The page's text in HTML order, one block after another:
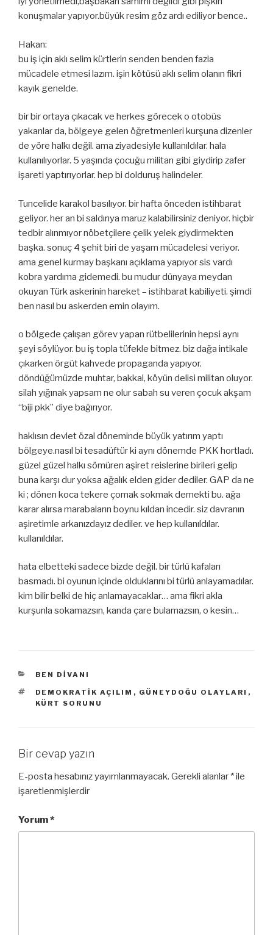
konuşmalar yapıyor.büyük resim göz ardı ediliyor bence..
Hakan:
bu iş için aklı selim kürtlerin senden benden fazla
mücadele etmesi lazım. işin kötüsü aklı selim olanın fikri
kayık genelde.
bir bir ortaya çıkacak ve herkes görecek o otobüs
yakanlar da, bölgeye gelen öğretmenleri kurşuna dizenler
de yöre halkı değil. ama ziyadesiyle kullanıldılar. hala
kullanılıyorlar. 5 yaşında çocuğu militan gibi giydirip zafer
işareti yaptırıyorlar. hep bi dolduruş halindeler.
Tuncelide karakol basılıyor. bir hafta önceden istihbarat
geliyor. her an bi saldırıya maruz kalabilirsiniz deniyor. hiçbir
tedbir alınmıyor nöbetçilere çelik yelek giydirmekten
başka. sonuç 4 şehit biri de yaşam mücadelesi veriyor.
ama genel kurmay başkanı açıklama yapıyor sis vardı
kobra yardıma gidemedi. bu mudur dünyaya meydan
okuyan Türk askerinin hareket – istihbarat kabiliyeti. şimdi
ben nasıl bu askerden emin olayım.
o bölgede çalışan görev yapan rütbelilerinin hepsi aynı
şeyi söylüyor. bu iş topla tüfekle bitmez. biz dağa intikale
çıkarken örgüt kahvede propaganda yapıyor.
döndüğümüzde muhtar, bakkal, köyün delisi militan oluyor.
silah yığınak yapsam ne olur sabah su veren çocuk akşam
“biji pkk” diye bağırıyor.
haklısın devlet özal döneminde büyük yatırım yaptı
bölgeye.nasıl bi tesadüftür ki aynı dönemde PKK hortladı.
güzel güzel halkı sömüren aşiret reislerine birileri gelip
buna karşı dur yoksa ağalık elden gider dediler. GAP da ne
ki ; dönen koca tekere çomak sokmak demekti bu. ağa
karar alırsa marabaların boynu kıldan incedir. siz davranın
aşiretimle arkanızdayız dediler. ve hep kullanıldılar.
kullanıldılar.
hata elbetteki sadece bizde değil. bir türlü kafaları
basmadı. bi oyunun içinde olduklarını bi türlü anlayamadılar.
kim bilir belki de hiç anlamayacaklar… ama fikri akla
kurşunla sokamazsın, kanda çare bulamazsın, o kesin…
KATEGORILER
BEN DIVANI
ETIKETLER
DEMOKRATIK AÇILIM , GÜNEYDOĞU OLAYLARI ,
KÜRT SORUNU
Bir cevap yazın
E-posta hesabınız yayımlanmayacak. Gerekli alanlar *ile
işaretlenmişlerdir
Yorum*